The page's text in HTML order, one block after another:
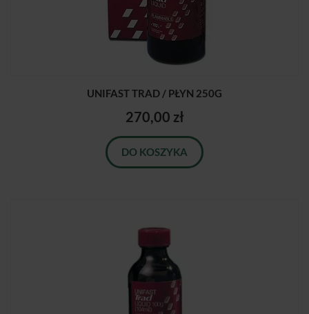
UNIFAST TRAD / PŁYN 250G
270,00 zł
DO KOSZYKA